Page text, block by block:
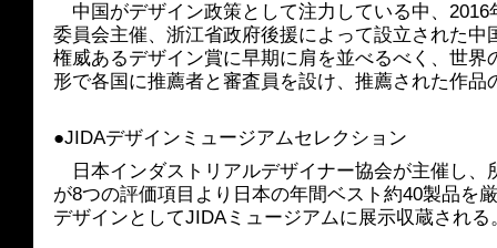
中国がデザイン政策として注力している中、2016
委員会主催、浙江省政府後援によって設立された中
権威あるデザイン賞に早期に肩を並べるべく、世界
形で各国に推薦者と審査員を設け、推薦された作品
●JIDAデザインミュージアムセレクション
日本インダストリアルデザイナー協会が主催し、
が8つの評価項目より日本の年間ベスト約40製品を
デザインとしてJIDAミュージアムに展示収蔵される